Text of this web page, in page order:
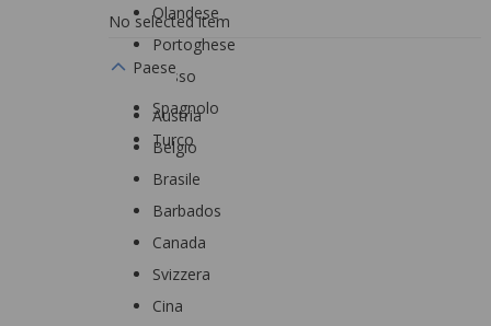
Olandese
Portoghese
Russo
Spagnolo
Turco
No selected item
Paese
Austria
Belgio
Brasile
Barbados
Canada
Svizzera
Cina